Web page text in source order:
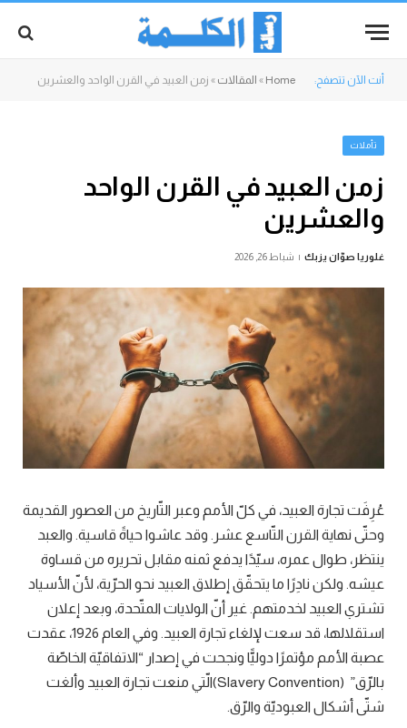
أنت الآن تتصفح: Home
» المقالات » زمن العبيد في القرن الواحد والعشرين
تأملات
زمن العبيد في القرن الواحد
والعشرين
غلوريا صوّان يزبك شباط 26, 2026
عُرِفَت تجارة العبيد، في كلّ الأمم وعبر التّاريخ من العصور القديمة
وحتّى نهاية القرن التّاسع عشر. وقد عاشوا حياةً قاسية. والعبد
ينتظر، طوال عمره، سيّدًا يدفع ثمنه مقابل تحريره من قساوة
عيشه. ولكن نادِرًا ما يتحقّق إطلاق العبيد نحو الحرّية، لأنّ الأسياد
تشتري العبيد لخدمتهم. غير أنّ الولايات المتّحدة، وبعد إعلان
استقلالها، قد سعت لإلغاء تجارة العبيد. وفي العام 1926، عقدت
عصبة الأمم مؤتمرًا دوليًّا ونجحت في إصدار “الاتفاقيّة الخاصّة
بالرّق” (Slavery Convention)الّتي منعت تجارة العبيد وألغت
شتّى أشكال العبوديّة والرّق.